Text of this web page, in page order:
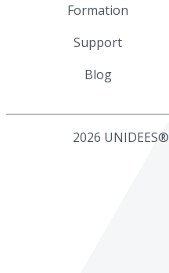
Formation
Support
Blog
2026 UNIDEES®